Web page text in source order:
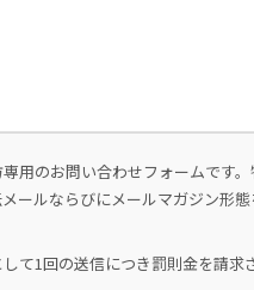
用のお問い合わせフォームです。
ールならびにメールマガジン形
て1回の送信につき罰則金を請求